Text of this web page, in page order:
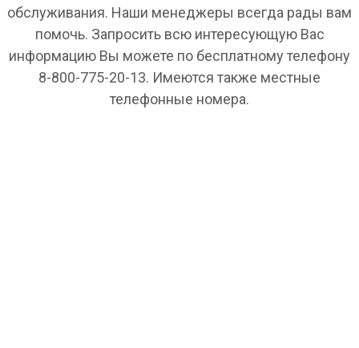
обслуживания. Наши менеджеры всегда рады вам
помочь. Запросить всю интересующую Вас
информацию Вы можете по бесплатному телефону
8-800-775-20-13. Имеются также местные
телефонные номера.